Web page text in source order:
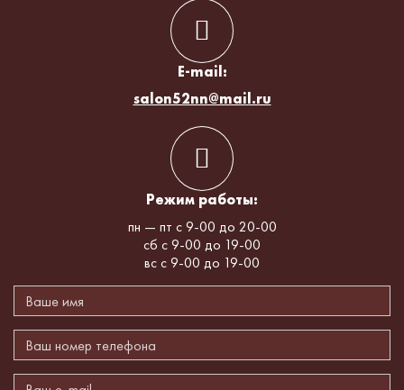
E-mail:
salon52nn@mail.ru
Режим работы:
пн — пт с 9-00 до 20-00
сб с 9-00 до 19-00
вс с 9-00 до 19-00